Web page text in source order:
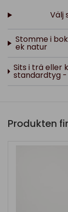
Välj
Stomme i
ek natur
Sits i trä eller
standardtyg
Produkten